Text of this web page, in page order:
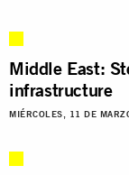
Middle East:
infrastructure
MIÉRCOLES, 11 DE